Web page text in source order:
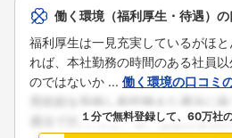
働く環境（福利厚生・待遇）の
福利厚生は一見充実しているがほ
れば、本社勤務の時間のある社員
のではないか ... 働く環境の口コミ
１分で無料登録して、60万社